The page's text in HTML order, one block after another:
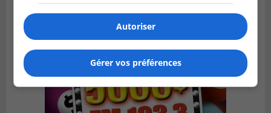
Autoriser
Gérer vos préférences